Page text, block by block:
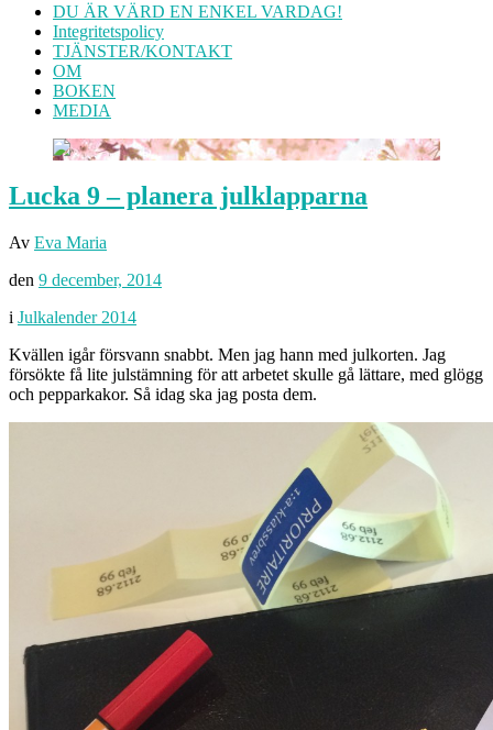
DU ÄR VÄRD EN ENKEL VARDAG!
Integritetspolicy
TJÄNSTER/KONTAKT
OM
BOKEN
MEDIA
Lucka 9 – planera julklapparna
Av Eva Maria
den 9 december, 2014
i Julkalender 2014
Kvällen igår försvann snabbt. Men jag hann med julkorten. Jag
försökte få lite julstämning för att arbetet skulle gå lättare, med glögg
och pepparkakor. Så idag ska jag posta dem.